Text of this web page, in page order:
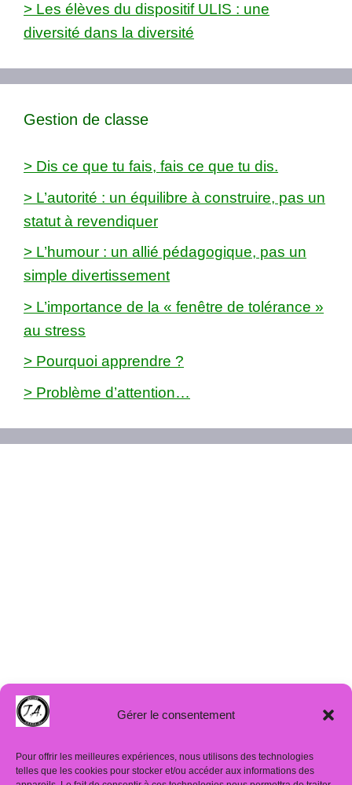
Gérer le consentement
Pour offrir les meilleures expériences, nous utilisons des technologies
telles que les cookies pour stocker et/ou accéder aux informations des
> Les élèves du dispositif ULIS : une
diversité dans la diversité
Gestion de classe
> Dis ce que tu fais, fais ce que tu dis.
> L’autorité : un équilibre à construire, pas un
statut à revendiquer
> L’humour : un allié pédagogique, pas un
simple divertissement
> L’importance de la « fenêtre de tolérance »
au stress
> Pourquoi apprendre ?
> Problème d’attention…